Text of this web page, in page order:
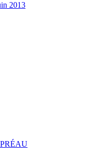
2013